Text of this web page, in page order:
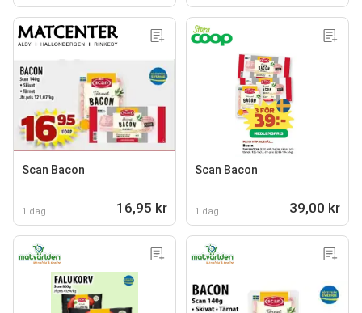
Scan Bacon
1 dag 16,95 kr
Scan Bacon
1 dag 39,00 kr